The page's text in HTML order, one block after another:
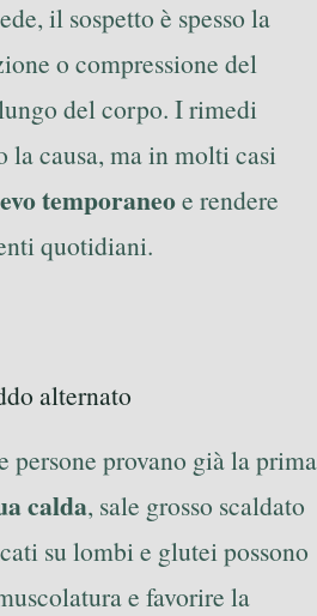
il sospetto è spesso la
o compressione del
del corpo. I rimedi
la causa, ma in molti casi
temporaneoe rendere
quotidiani.
alternato
persone provano già la prima
calda, sale grosso scaldato
su lombi e glutei possono
e favorire la